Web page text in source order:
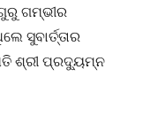
ଗମ୍ଭୀର
ସୁବାର୍ତ୍ତାର
ଶ୍ରୀ ପ୍ରଦ୍ୟୁମ୍ନ